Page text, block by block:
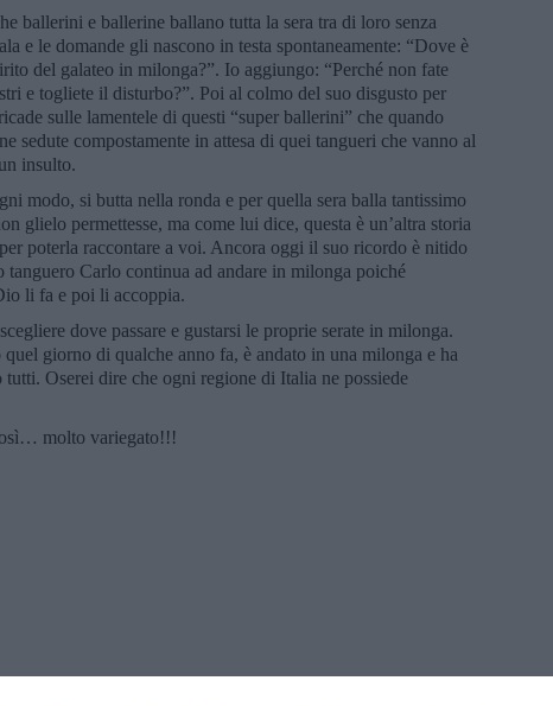
ballerini e ballerine ballano tutta la sera tra di loro senza
e le domande gli nascono in testa spontaneamente: “Dove è
del galateo in milonga?”. Io aggiungo: “Perché non fate
e togliete il disturbo?”. Poi al colmo del suo disgusto per
sulle lamentele di questi “super ballerini” che quando
sedute compostamente in attesa di quei tangueri che vanno al
insulto.
modo, si butta nella ronda e per quella sera balla tantissimo
glielo permettesse, ma come lui dice, questa è un’altra storia
poterla raccontare a voi. Ancora oggi il suo ricordo è nitido
tanguero Carlo continua ad andare in milonga poiché
li fa e poi li accoppia.
dove passare e gustarsi le proprie serate in milonga.
giorno di qualche anno fa, è andato in una milonga e ha
Oserei dire che ogni regione di Italia ne possiede
molto variegato!!!